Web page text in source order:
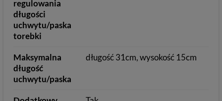
regulowania
długości
uchwytu/paska
torebki
Maksymalna
długość
uchwytu/paska
długość 31cm, wysokość 15cm